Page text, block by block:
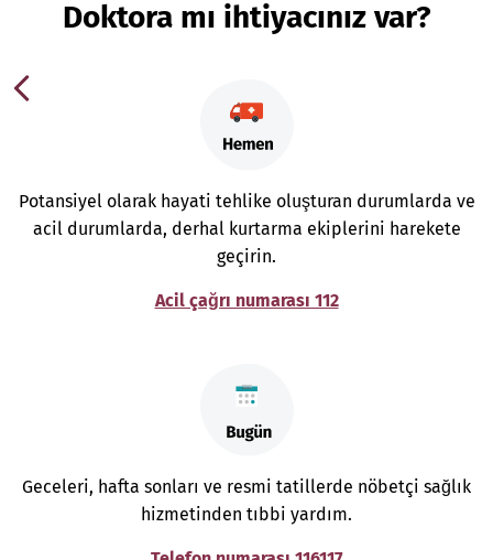
Doktora mı ihtiyacınız var?
Potansiyel olarak hayati tehlike oluşturan durumlarda ve
acil durumlarda, derhal kurtarma ekiplerini harekete
geçirin.
Acil çağrı numarası 112
Geceleri, hafta sonları ve resmi tatillerde nöbetçi sağlık
hizmetinden tıbbi yardım.